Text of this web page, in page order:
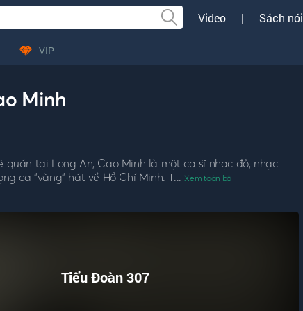
Video | Sách nói
VIP
Minh
quán tại Long An, Cao Minh là một ca sĩ nhạc đỏ, nhạc
ca "vàng" hát về Hồ Chí Minh. T...Xem toàn bộ
Tiểu Đoàn 307